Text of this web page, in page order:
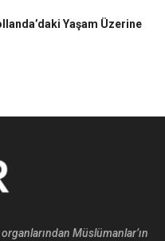
Yaşam Üzerine
Müslümanlar’ın